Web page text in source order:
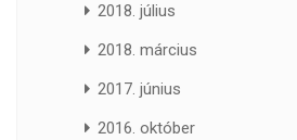
2018. július
2018. március
2017. június
2016. október